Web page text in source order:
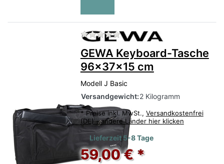
Zu diesem Produkt liegen
GEWA Keyboard-Tasche
96x37x15 cm
Modell J Basic
Versandgewicht:2 Kilogramm
* Preise inkl. MwSt., Versandkostenfrei
(DE) - andere Länder hier klicken
Lieferzeit 5-8 Tage
59,00 € *